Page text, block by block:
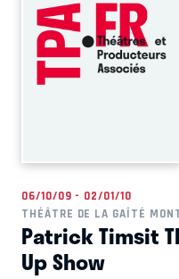
06/10/09 - 02/01/10
THÉÂTRE DE LA GAÎTÉ
Patrick Timsit
Up Show